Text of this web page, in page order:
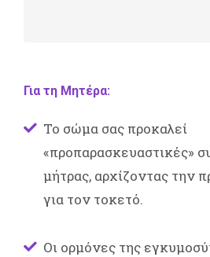
Για τη Μητέρα:
Το σώμα σας προκαλεί
«προπαρασκευαστικές»
μήτρας, αρχίζοντας την
για τον τοκετό.
Οι ορμόνες της